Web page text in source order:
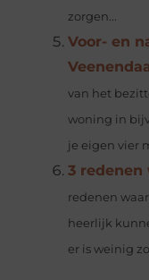
zorgen...
Voor- en
van het
woning in
je eigen vier
3
redenen
heerlijk
er is weinig